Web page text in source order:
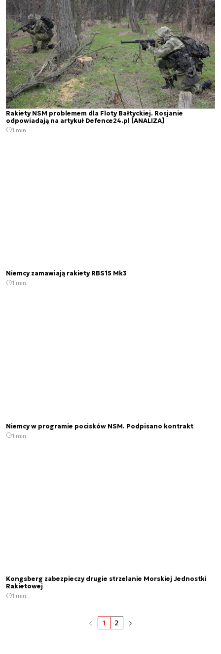
Rakiety NSM problemem dla Floty Bałtyckiej. Rosjanie
odpowiadają na artykuł Defence24.pl [ANALIZA]
1 min.
Niemcy zamawiają rakiety RBS15 Mk3
1 min.
Niemcy w programie pocisków NSM. Podpisano kontrakt
1 min.
Kongsberg zabezpieczy drugie strzelanie Morskiej Jednostki
Rakietowej
1 min.
1 2